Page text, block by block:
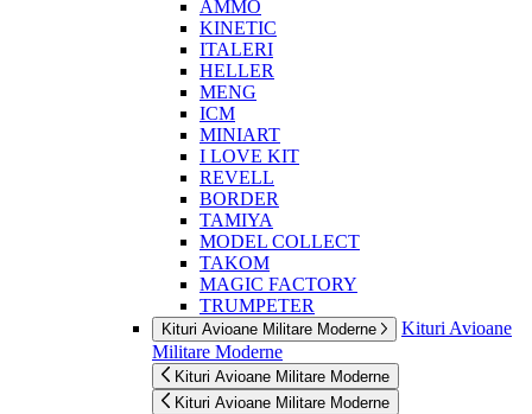
AMMO
KINETIC
ITALERI
HELLER
MENG
ICM
MINIART
I LOVE KIT
REVELL
BORDER
TAMIYA
MODEL COLLECT
TAKOM
MAGIC FACTORY
TRUMPETER
Kituri Avioane Militare Moderne
Kituri Avioane
Militare Moderne
Kituri Avioane Militare Moderne
Kituri Avioane Militare Moderne